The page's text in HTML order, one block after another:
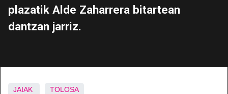
plazatik Alde Zaharrera bitartean
dantzan jarriz.
JAIAK TOLOSA